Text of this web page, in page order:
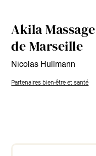
Akila
de Marseille
Nicolas Hullmann
Partenaires bien-être et santé